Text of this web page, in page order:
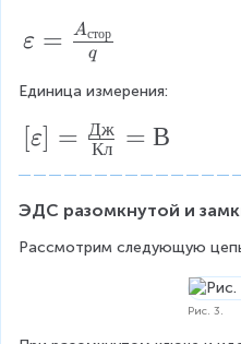
\
a
r
e
si
lo
ε = q
Aстор
Единица измерения:
[\
v
a
e
[ε] = Кл
Дж = В
ЭДС разомкнутой и
Рассмотрим следующую
Рис. 3.